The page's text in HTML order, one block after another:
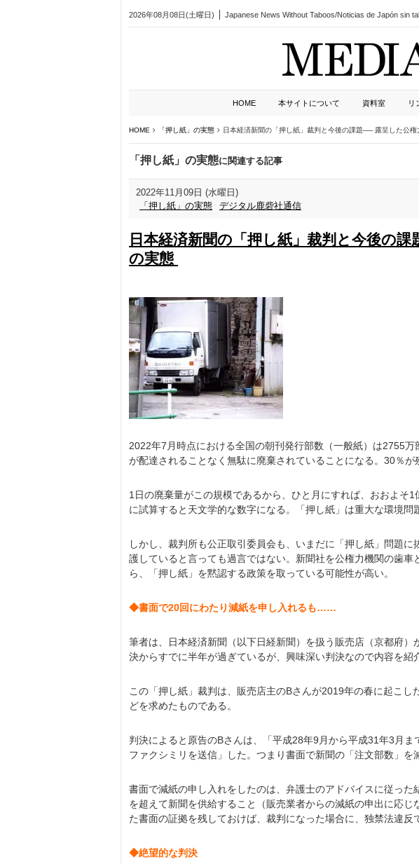
2026年08月08日(土曜日) Japanese News Without Taboos/Noticias de Japón sin
HOME 本サイトについて 資料室 リ
HOME 「押し紙」の実態 日本経済新聞の「押し紙」裁判と今後の課題── 露呈した公
「押し紙」の実態に関連する記事
2022年11月09日 (水曜日)
「押し紙」の実態
デジタル鹿砦社通信
日本経済新聞の「押し紙」裁判と今後の
の実態
2022年7月時点における全国の朝刊発行部数（一般紙）は2755
が配達されることなく無駄に廃棄されていることになる。30％
1日の廃棄量がこの規模であるから、ひと月にすれば、おおよそ
に試算すると天文学的な数字になる。「押し紙」は重大な環境問
しかし、裁判所も公正取引委員会も、いまだに「押し紙」問題
護していると言っても過言ではない。新聞社を公権力機関の歯
ら、「押し紙」を黙認する政策を取っている可能性が高い。
◆書面で20回にわたり減紙を申し入れるも……
筆者は、日本経済新聞（以下日経新聞）を扱う販売店（京都府
決からすでに半年が過ぎているが、興味深い判決なので内容を紹
この「押し紙」裁判は、販売店主のBさんが2019年の春に起こ
どを求めたものである。
判決によると原告のBさんは、「平成28年9月から平成31年3月
ファクシミリを送信」した。つまり書面で新聞の「注文部数」を
書面で減紙の申し入れをしたのは、弁護士のアドバイスに従っ
を超えて新聞を供給すること（販売業者からの減紙の申出に応
た書面の証拠を残しておけば、裁判になった場合に、独禁法違反
◆絶望的な判決